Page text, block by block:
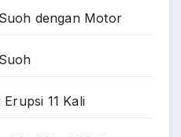
dengan Motor
11 Kali